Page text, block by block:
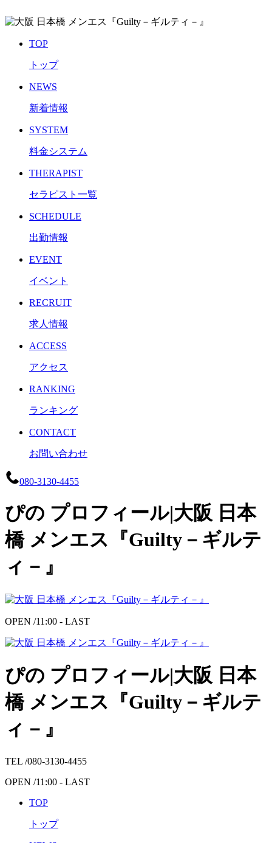
TOP
トップ
NEWS
新着情報
SYSTEM
料金システム
THERAPIST
セラピスト一覧
SCHEDULE
出勤情報
EVENT
イベント
RECRUIT
求人情報
ACCESS
アクセス
RANKING
ランキング
CONTACT
お問い合わせ
080-3130-4455
ぴの プロフィール|大阪 日本
橋 メンエス『Guilty－ギルテ
ィ－』
OPEN /11:00 - LAST
ぴの プロフィール|大阪 日本
橋 メンエス『Guilty－ギルテ
ィ－』
TEL /080-3130-4455
OPEN /11:00 - LAST
TOP
トップ